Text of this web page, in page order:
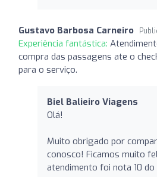
Gustavo Barbosa Carneiro
Experiência fantástica:
compra das passagens ate o
para o serviço.
Biel Balieiro Viagens
Olá!
Muito obrigado por
conosco! Ficamos muito
atendimento foi nota 10